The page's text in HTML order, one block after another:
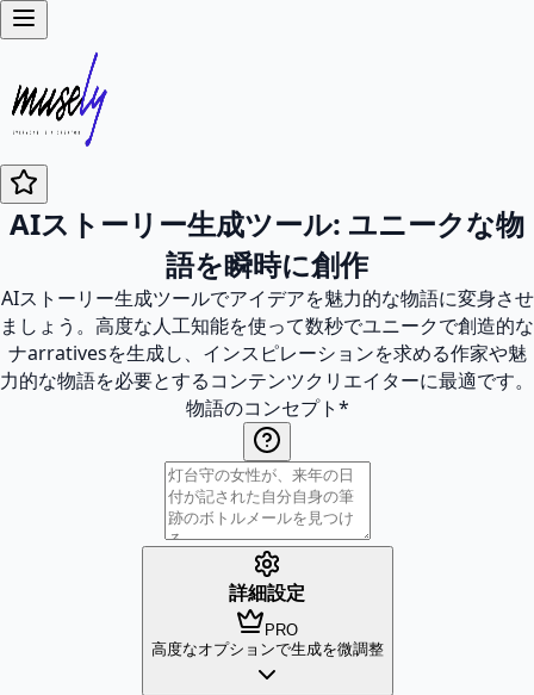
AIストーリー生成ツール: ユニークな物
語を瞬時に創作
AIストーリー生成ツールでアイデアを魅力的な物語に変身させ
ましょう。高度な人工知能を使って数秒でユニークで創造的な
ナarrativesを生成し、インスピレーションを求める作家や魅
力的な物語を必要とするコンテンツクリエイターに最適です。
物語のコンセプト*
詳細設定
PRO
高度なオプションで生成を微調整